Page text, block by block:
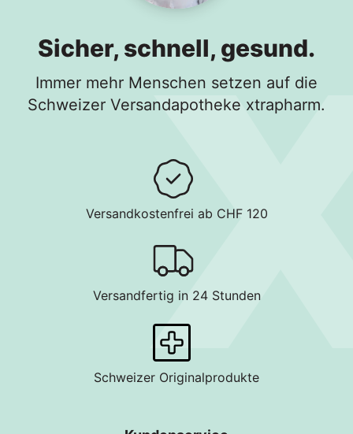
Sicher, schnell, gesund.
Immer mehr Menschen setzen auf die
Schweizer Versandapotheke xtrapharm.
Versandkostenfrei ab CHF 120
Versandfertig in 24 Stunden
Schweizer Originalprodukte